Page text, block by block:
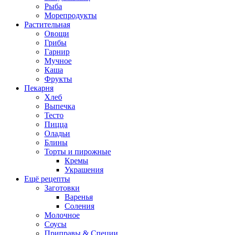
Рыба
Морепродукты
Растительная
Овощи
Грибы
Гарнир
Мучное
Каша
Фрукты
Пекарня
Хлеб
Выпечка
Тесто
Пицца
Оладьи
Блины
Торты и пирожные
Кремы
Украшения
Ещё рецепты
Заготовки
Варенья
Соления
Молочное
Соусы
Приправы & Специи